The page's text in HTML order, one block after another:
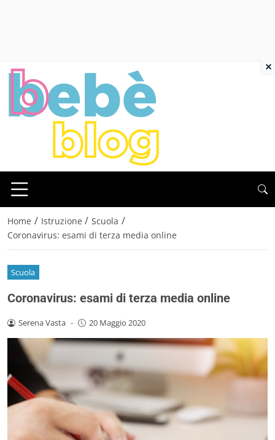
Home / Istruzione / Scuola /
Coronavirus: esami di terza media online
Scuola
Coronavirus: esami di terza media online
Serena Vasta - 20 Maggio 2020
×